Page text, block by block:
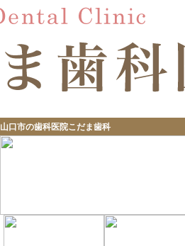
山口市の歯科医院こだま歯科